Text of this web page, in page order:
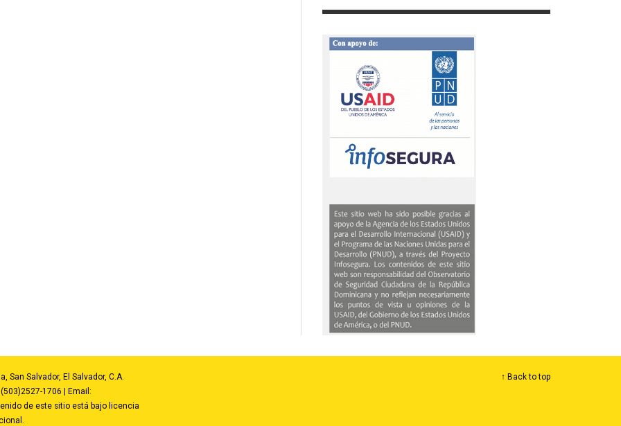
San Salvador, El Salvador, C.A.
1706 | Email:
de este sitio está bajo licencia
↑ Back to top